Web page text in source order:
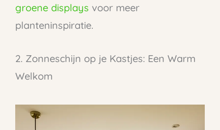
groene displays voor meer
planteninspiratie.
2. Zonneschijn op je Kastjes: Een Warm
Welkom